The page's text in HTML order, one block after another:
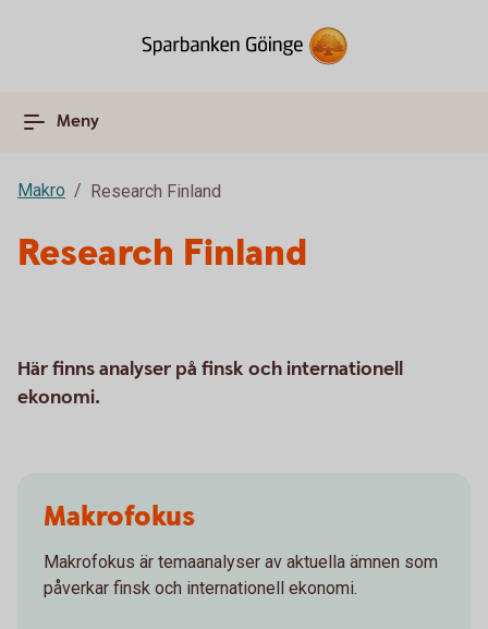
Meny
Makro Research Finland
Research Finland
Här finns analyser på finsk och internationell
ekonomi.
Makrofokus
Makrofokus är temaanalyser av aktuella ämnen som
påverkar finsk och internationell ekonomi.